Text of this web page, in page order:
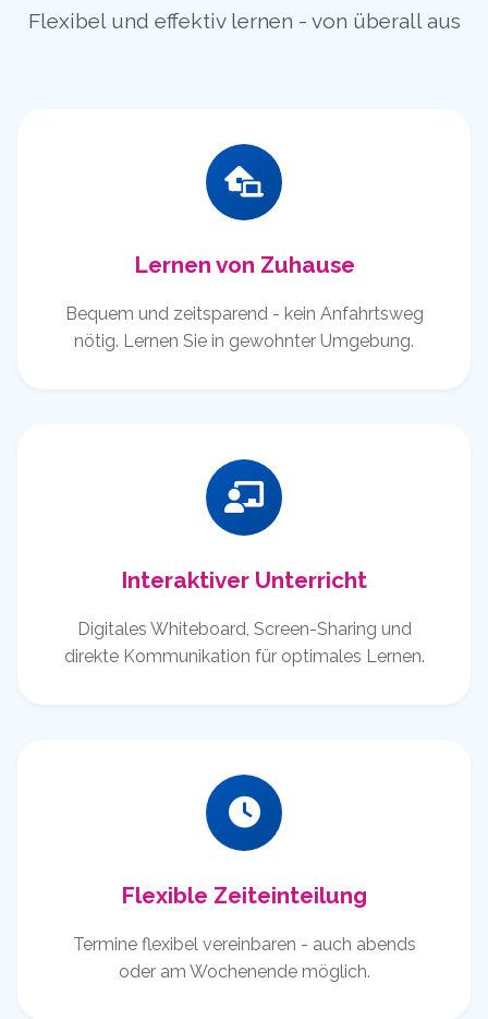
Flexibel und effektiv lernen - von überall aus
Lernen von Zuhause
Bequem und zeitsparend - kein Anfahrtsweg
nötig. Lernen Sie in gewohnter Umgebung.
Interaktiver Unterricht
Digitales Whiteboard, Screen-Sharing und
direkte Kommunikation für optimales Lernen.
Flexible Zeiteinteilung
Termine flexibel vereinbaren - auch abends
oder am Wochenende möglich.